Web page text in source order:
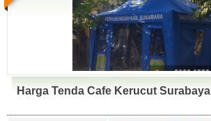
Harga Tenda Cafe Kerucut Surabaya